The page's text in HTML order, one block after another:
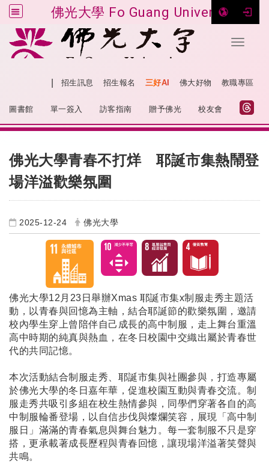
佛光大學 Fo Guang University
Toggle
跳到主要內容
招生訊息 招生報名 三好AI 佛大好物 教職專區
圖書館 單一簽入 訪客指南 贈予佛光 校友會
佛光大學青春不打烊 耶誕市集熱鬧登
場洋溢歡樂氛圍
2025-12-24 佛光大學
佛光大學12月23日舉辦Xmas 耶誕市集x制服走秀主題活
動，以青春與回憶為主軸，結合耶誕節的歡樂氛圍，邀請
校內學生穿上曾陪伴自己成長的高中制服，走上舞台重溫
高中時期的純真與熱血，在冬日校園中交織出屬於青春世
代的共同記憶。
本次活動結合制服走秀、耶誕市集與社團參與，打造專屬
於佛光大學的冬日嘉年華，促進校園互動與青春交流。制
服走秀共吸引多組在校生熱情參與，同學們穿著各自的高
中制服輪番登場，以自信步伐與燦爛笑容，展現「高中制
服日」滿滿的青春氣息與舞台魅力。每一套制服不只是穿
搭，更承載著成長歷程與青春回憶，讓現場洋溢著笑聲與
共鳴。